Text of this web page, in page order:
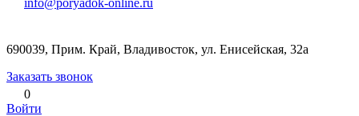
info@poryadok-online.ru
690039, Прим. Край, Владивосток, ул. Енисейская, 32а
Заказать звонок
0
Войти